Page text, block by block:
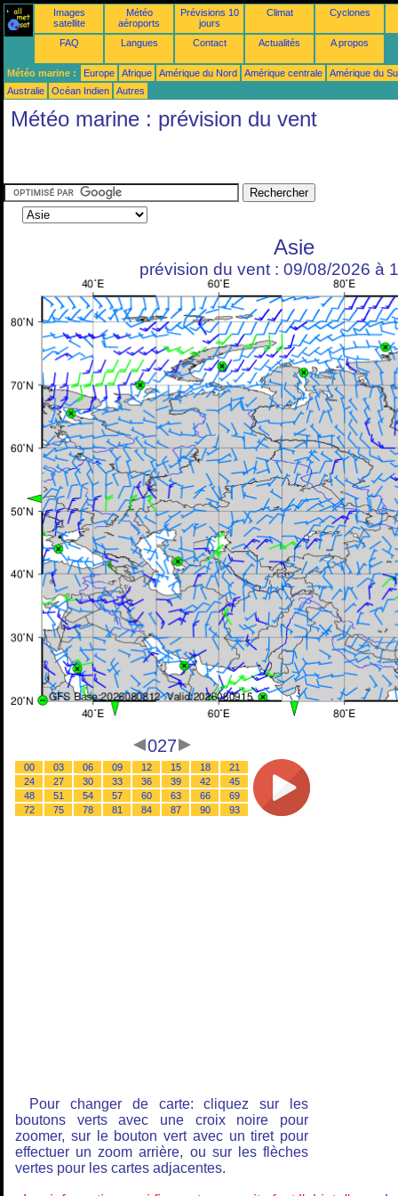
Images
satellite
Météo
aéroports
Prévisions 10
jours
Climat Cyclones
FAQ Langues Contact Actualités A propos
Météo marine : Europe Afrique Amérique du Nord Amérique centrale
Amérique du
Australie
Océan Indien Autres
Météo marine : prévision du vent
Asie
prévision du vent : 09/08/2026 à
027
00 03 06 09 12 15 18
21
24
27 30 33 36 39 42
45
48
51 54 57 60 63 66
69
72
75 78 81 84 87 90 93
Pour changer de carte: cliquez sur les
boutons verts avec une croix noire pour
zoomer, sur le bouton vert avec un tiret pour
effectuer un zoom arrière, ou sur les flèches
vertes pour les cartes adjacentes.